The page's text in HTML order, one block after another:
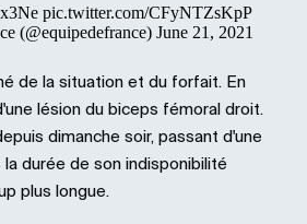
pic.twitter.com/CFyNTZsKpP
(@equipedefrance) June 21, 2021
de la situation et du forfait. En
lésion du biceps fémoral droit.
dimanche soir, passant d'une
durée de son indisponibilité
plus longue.